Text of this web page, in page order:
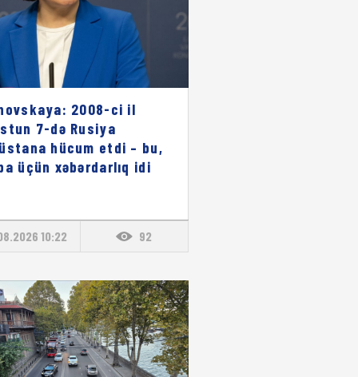
2008-ci il
7-də Rusiya
hücum etdi – bu,
üçün xəbərdarlıq idi
10:22 92